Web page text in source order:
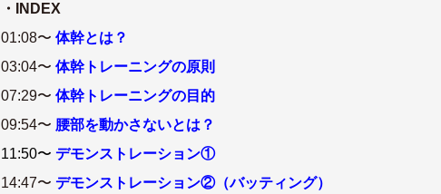
・INDEX
01:08〜 体幹とは？
03:04〜 体幹トレーニングの原則
07:29〜 体幹トレーニングの目的
09:54〜 腰部を動かさないとは？
11:50〜 デモンストレーション①
14:47〜 デモンストレーション②（バッティング）